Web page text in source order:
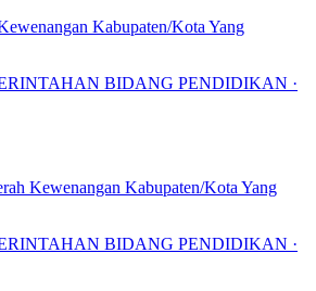
Kabupaten/Kota Yang
BIDANG PENDIDIKAN ·
Kewenangan Kabupaten/Kota Yang
BIDANG PENDIDIKAN ·